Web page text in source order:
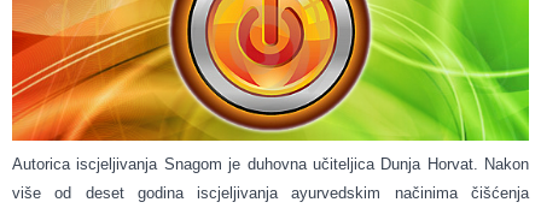
Autorica iscjeljivanja Snagom je duhovna učiteljica Dunja Horvat. Nakon
više od deset godina iscjeljivanja ayurvedskim načinima čišćenja